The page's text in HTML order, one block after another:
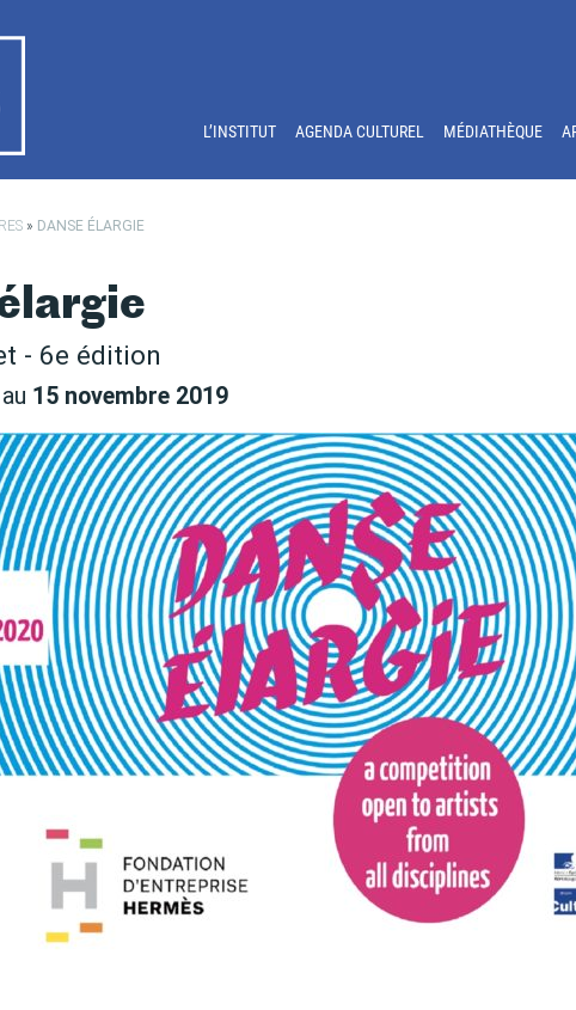
L’INSTITUT AGENDA CULTUREL MÉDIATHÈQUE
» DANSE ÉLARGIE
- 6e édition
au 15 novembre 2019